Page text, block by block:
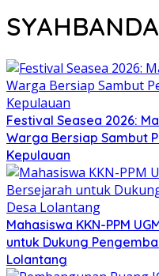
Festival Seasea 2026:
Warga Bersiap Sambut
Kepulauan
Mahasiswa KKN-PPM
untuk Dukung
Lolantang